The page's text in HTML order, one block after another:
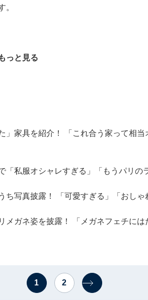
。
っと見る
」家具を紹介！ 「これ合う家って相
「私服オシャレすぎる」「もうパリの
写真披露！ 「可愛すぎる」「おしゃ
メガネ姿を披露！ 「メガネフェチには
1 2